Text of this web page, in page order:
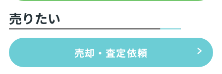
売りたい
売却・査定依頼